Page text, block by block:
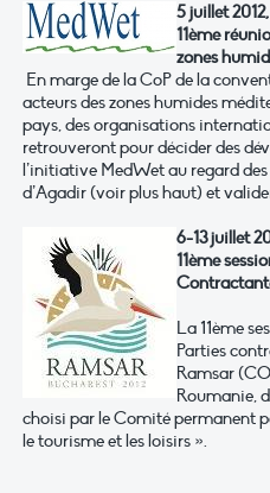
5 juillet
11ème
zones
En marge de la CoP de la
acteurs des zones humides
pays, des organisations
retrouveront pour décider des
l’initiative MedWet au regard
d’Agadir (voir plus haut) et
6-13 juillet
11ème
La 11ème
Parties
Ramsar
Roumanie,
choisi par le Comité permanent
le tourisme et les loisirs ».